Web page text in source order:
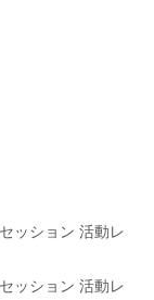
ッション 活動レ
ッション 活動レ